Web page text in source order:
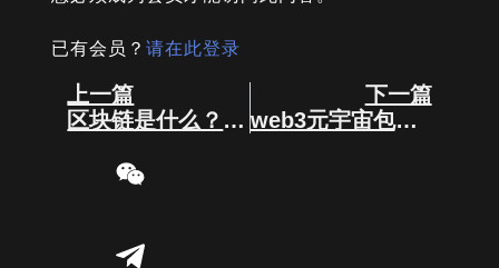
已有会员？ 请在此登录
Prev
上一篇
区块链是什么？它的作用和意义在哪？
下一篇
web3元宇宙包含哪些条件